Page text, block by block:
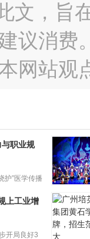
文，旨
议消费
网站观
职业规
护”医学传播
再听折子
肃省13个
选国家级
上工业增
开局良好3